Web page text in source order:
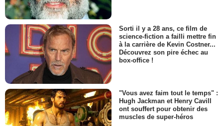
Sorti il y a 28 ans, ce film de
science-fiction a failli mettre fin
à la carrière de Kevin Costner...
Découvrez son pire échec au
box-office !
"Vous avez faim tout le temps" :
Hugh Jackman et Henry Cavill
ont souffert pour obtenir des
muscles de super-héros